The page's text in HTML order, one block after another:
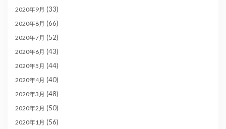
2020年9月 (33)
2020年8月 (66)
2020年7月 (52)
2020年6月 (43)
2020年5月 (44)
2020年4月 (40)
2020年3月 (48)
2020年2月 (50)
2020年1月 (56)